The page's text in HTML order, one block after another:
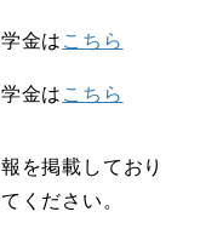
金は こちら
金は こちら
を掲載しており
ください。